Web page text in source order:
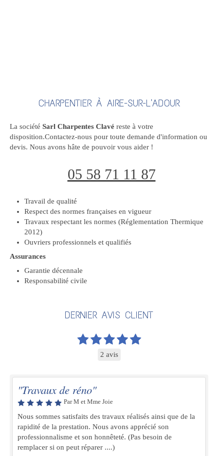
CHARPENTIER À AIRE-SUR-L'ADOUR
La société Sarl Charpentes Clavé reste à votre
disposition.Contactez-nous pour toute demande d'information ou
devis. Nous avons hâte de pouvoir vous aider !
05 58 71 11 87
Travail de qualité
Respect des normes françaises en vigueur
Travaux respectant les normes (Réglementation Thermique
2012)
Ouvriers professionnels et qualifiés
Assurances
Garantie décennale
Responsabilité civile
DERNIER AVIS CLIENT
2 avis
"Travaux de réno"
Par M et Mme Joie
Nous sommes satisfaits des travaux réalisés ainsi que de la
rapidité de la prestation. Nous avons apprécié son
professionnalisme et son honnêteté. (Pas besoin de
remplacer si on peut réparer ....)